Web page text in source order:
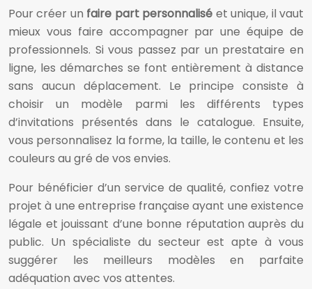
Pour créer un faire part personnalisé et unique, il vaut
mieux vous faire accompagner par une équipe de
professionnels. Si vous passez par un prestataire en
ligne, les démarches se font entièrement à distance
sans aucun déplacement. Le principe consiste à
choisir un modèle parmi les différents types
d’invitations présentés dans le catalogue. Ensuite,
vous personnalisez la forme, la taille, le contenu et les
couleurs au gré de vos envies.
Pour bénéficier d’un service de qualité, confiez votre
projet à une entreprise française ayant une existence
légale et jouissant d’une bonne réputation auprès du
public. Un spécialiste du secteur est apte à vous
suggérer les meilleurs modèles en parfaite
adéquation avec vos attentes.